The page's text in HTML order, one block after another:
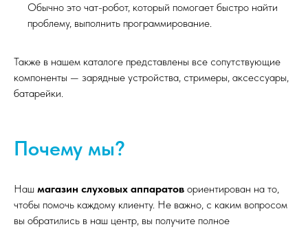
Обычно это чат-робот, который помогает быстро найти
проблему, выполнить программирование.
Также в нашем каталоге представлены все сопутствующие
компоненты — зарядные устройства, стримеры, аксессуары,
батарейки.
Почему мы?
Наш магазин слуховых аппаратов ориентирован на то,
чтобы помочь каждому клиенту. Не важно, с каким вопросом
вы обратились в наш центр, вы получите полное